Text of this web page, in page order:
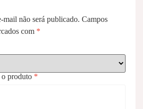
mail não será publicado. Campos
com *
o produto *